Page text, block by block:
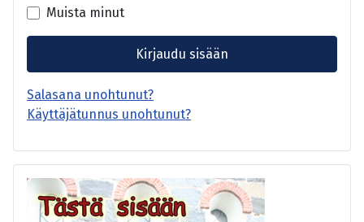
Muista minut
Kirjaudu sisään
Salasana unohtunut?
Käyttäjätunnus unohtunut?